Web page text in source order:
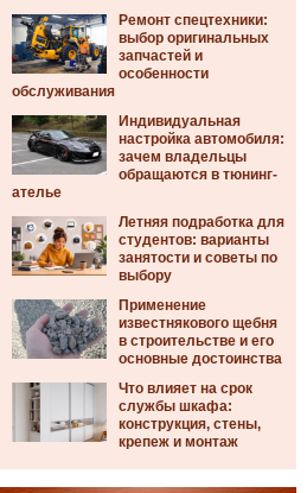
Ремонт спецтехники:
выбор оригинальных
запчастей и
особенности
обслуживания
Индивидуальная
настройка автомобиля:
зачем владельцы
обращаются в тюнинг-
ателье
Летняя подработка для
студентов: варианты
занятости и советы по
выбору
Применение
известнякового щебня
в строительстве и его
основные достоинства
Что влияет на срок
службы шкафа:
конструкция, стены,
крепеж и монтаж